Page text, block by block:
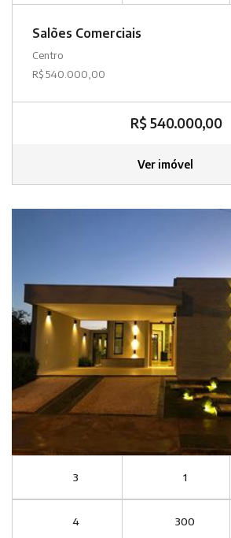
Salões Comerciais
Centro
R$ 540.000,00
R$ 540.000,00
Ver imóvel
3 1
4 300